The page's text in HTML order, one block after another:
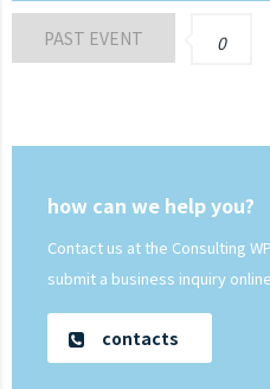
PAST EVENT 0
how can we help you?
Contact us at the Consulting
submit a business inquiry
contacts